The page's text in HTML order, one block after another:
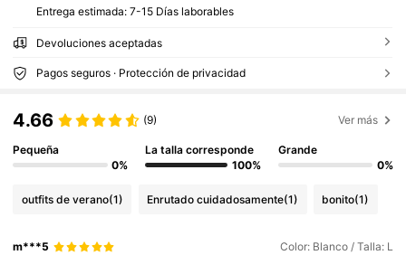
Entrega estimada: 7-15 Días laborables
Devoluciones aceptadas
Pagos seguros · Protección de privacidad
4.66 (9) Ver más
Pequeña
0%
La talla corresponde
100%
Grande
0%
outfits de verano(1) Enrutado cuidadosamente(1) bonito(1)
m***5 Color: Blanco / Talla: L